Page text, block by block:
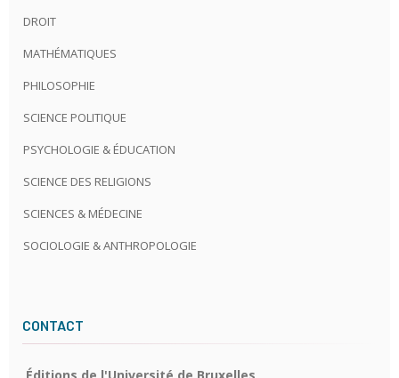
DROIT
MATHÉMATIQUES
PHILOSOPHIE
SCIENCE POLITIQUE
PSYCHOLOGIE & ÉDUCATION
SCIENCE DES RELIGIONS
SCIENCES & MÉDECINE
SOCIOLOGIE & ANTHROPOLOGIE
CONTACT